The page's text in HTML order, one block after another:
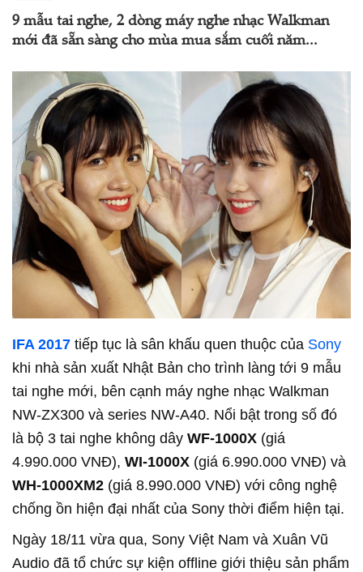
9 mẫu tai nghe, 2 dòng máy nghe nhạc Walkman
mới đã sẵn sàng cho mùa mua sắm cuối năm...
IFA 2017 tiếp tục là sân khấu quen thuộc của Sony
khi nhà sản xuất Nhật Bản cho trình làng tới 9 mẫu
tai nghe mới, bên cạnh máy nghe nhạc Walkman
NW-ZX300 và series NW-A40. Nổi bật trong số đó
là bộ 3 tai nghe không dây WF-1000X (giá
4.990.000 VNĐ), WI-1000X (giá 6.990.000 VNĐ) và
WH-1000XM2 (giá 8.990.000 VNĐ) với công nghệ
chống ồn hiện đại nhất của Sony thời điểm hiện tại.
Ngày 18/11 vừa qua, Sony Việt Nam và Xuân Vũ
Audio đã tổ chức sự kiện offline giới thiệu sản phẩm